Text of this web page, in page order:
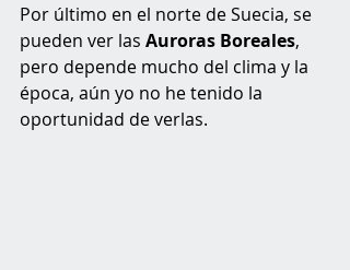
Por último en el norte de Suecia, se
pueden ver las Auroras Boreales,
pero depende mucho del clima y la
época, aún yo no he tenido la
oportunidad de verlas.